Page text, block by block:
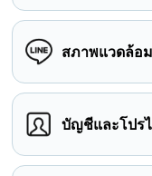
สภาพแวดล้อ
บัญชีและโปร